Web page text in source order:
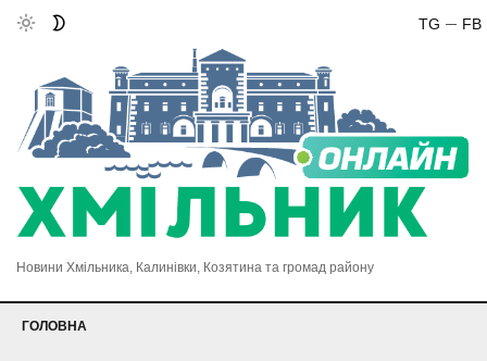
FB
TG
Новини Хмільника, Калинівки, Козятина та громад району
ГОЛОВНА